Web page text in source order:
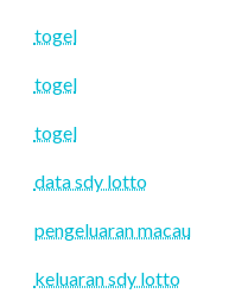
togel
togel
togel
data sdy lotto
pengeluaran macau
keluaran sdy lotto